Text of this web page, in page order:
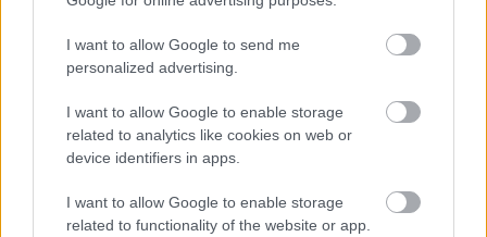
I want to allow Google to send me
personalized advertising.
I want to allow Google to enable storage
related to analytics like cookies on web or
device identifiers in apps.
I want to allow Google to enable storage
related to functionality of the website or app.